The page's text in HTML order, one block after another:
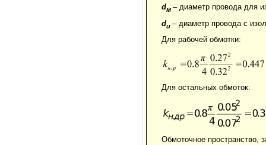
dм – диаметр провода для
dи – диаметр провода с
Для рабочей обмотки:
Для остальных обмоток:
Обмоточное пространство,